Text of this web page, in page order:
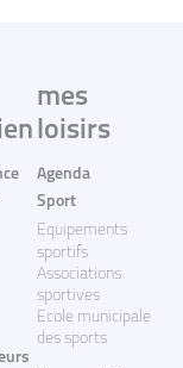
mes
loisirs
Agenda
Sport
Equipements
sportifs
Associations
sportives
Ecole municipale
des sports